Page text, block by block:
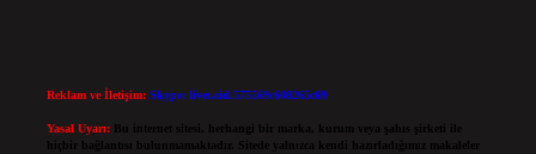
Reklam ve İletişim: Skype: live:.cid.575569c608265c69
Yasal Uyarı:
Bu internet sitesi, herhangi bir marka, kurum veya şahıs şirketi ile
hiçbir bağlantısı bulunmamaktadır. Sitede yalnızca kendi hazırladığımız makaleler